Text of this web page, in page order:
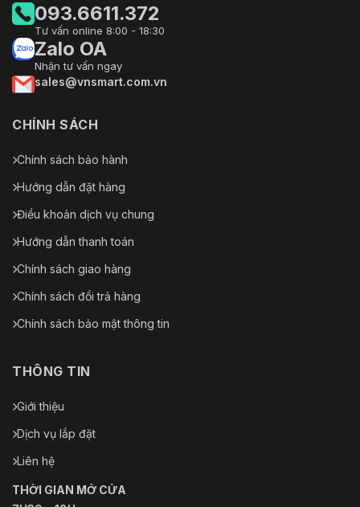
093.6611.372
Tư vấn online 8:00 - 18:30
Zalo OA
Nhận tư vấn ngay
sales@vnsmart.com.vn
CHÍNH SÁCH
Chính sách bảo hành
Hướng dẫn đặt hàng
Điều khoản dịch vụ chung
Hướng dẫn thanh toán
Chính sách giao hàng
Chính sách đổi trả hàng
Chính sách bảo mật thông tin
THÔNG TIN
Giới thiệu
Dịch vụ lắp đặt
Liên hệ
THỜI GIAN MỞ CỬA